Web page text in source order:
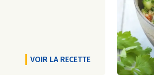
VOIR LA RECETTE